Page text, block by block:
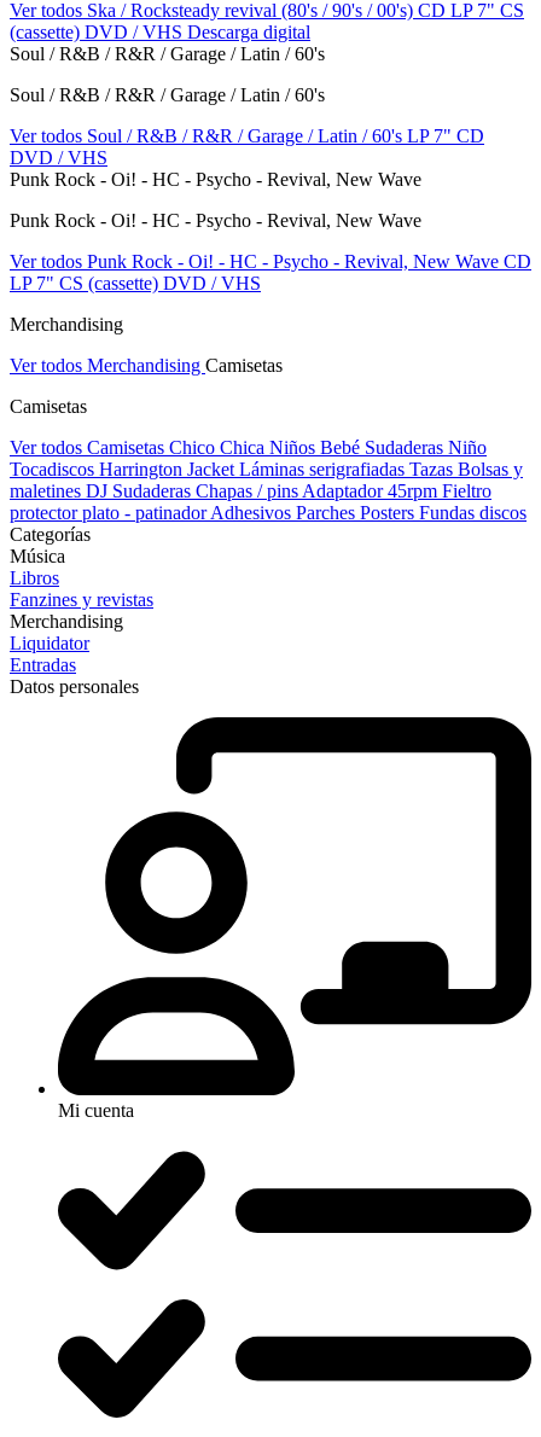
Ver todos Ska / Rocksteady revival (80's / 90's / 00's) CD LP 7" CS
(cassette) DVD / VHS Descarga digital
Soul / R&B / R&R / Garage / Latin / 60's
Soul / R&B / R&R / Garage / Latin / 60's
Ver todos Soul / R&B / R&R / Garage / Latin / 60's LP 7" CD
DVD / VHS
Punk Rock - Oi! - HC - Psycho - Revival, New Wave
Punk Rock - Oi! - HC - Psycho - Revival, New Wave
Ver todos Punk Rock - Oi! - HC - Psycho - Revival, New Wave CD
LP 7" CS (cassette) DVD / VHS
Merchandising
Ver todos Merchandising Camisetas
Camisetas
Ver todos Camisetas Chico Chica Niños Bebé Sudaderas Niño
Tocadiscos Harrington Jacket Láminas serigrafiadas Tazas Bolsas y
maletines DJ Sudaderas Chapas / pins Adaptador 45rpm Fieltro
protector plato - patinadorAdhesivos Parches Posters Fundas discos
Categorías
Música
Libros
Fanzines y revistas
Merchandising
Liquidator
Entradas
Datos personales
Mi cuenta